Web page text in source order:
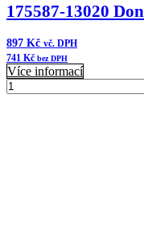
175587-13020
897 Kč vč. DPH
741 Kč bez DPH
Více informací
175587-